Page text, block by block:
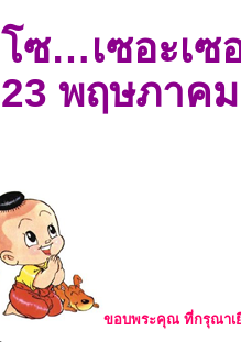
โซ…เซอะเซ
23 พฤษภาค
ขอบพระคุณ ที่กรุณาเ